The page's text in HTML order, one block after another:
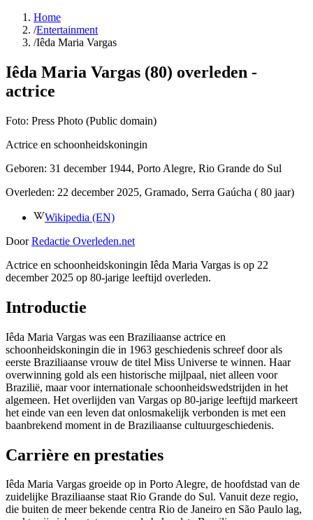
Home
/Entertainment
/Iêda Maria Vargas
Iêda Maria Vargas (80) overleden -
actrice
Foto: Press Photo (Public domain)
Actrice en schoonheidskoningin
Geboren: 31 december 1944, Porto Alegre, Rio Grande do Sul
Overleden: 22 december 2025, Gramado, Serra Gaúcha ( 80 jaar)
Wikipedia (EN)
Door Redactie Overleden.net
Actrice en schoonheidskoningin Iêda Maria Vargas is op 22
december 2025 op 80-jarige leeftijd overleden.
Introductie
Iêda Maria Vargas was een Braziliaanse actrice en
schoonheidskoningin die in 1963 geschiedenis schreef door als
eerste Braziliaanse vrouw de titel Miss Universe te winnen. Haar
overwinning gold als een historische mijlpaal, niet alleen voor
Brazilië, maar voor internationale schoonheidswedstrijden in het
algemeen. Het overlijden van Vargas op 80-jarige leeftijd markeert
het einde van een leven dat onlosmakelijk verbonden is met een
baanbrekend moment in de Braziliaanse cultuurgeschiedenis.
Carrière en prestaties
Iêda Maria Vargas groeide op in Porto Alegre, de hoofdstad van de
zuidelijke Braziliaanse staat Rio Grande do Sul. Vanuit deze regio,
die buiten de meer bekende centra Rio de Janeiro en São Paulo lag,